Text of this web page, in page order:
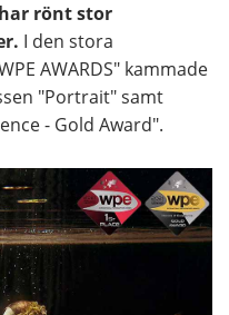
rönt stor
I den stora
AWARDS" kammade
"Portrait" samt
- Gold Award".